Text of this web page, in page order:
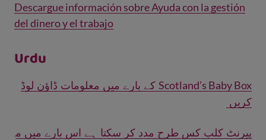
Descargue información sobre Ayuda con la gestión
del dinero y el trabajo
Urdu
Scotland’s Baby Box کے بارے میں معلومات ڈاؤن لوڈ
کریں
پیرنٹ کلب کس طرح مدد کر سکتا ہے اس بارے میں م